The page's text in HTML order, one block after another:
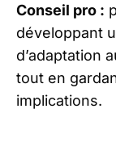
Conseil pro :
développant
d’adaptation
tout en
implications.